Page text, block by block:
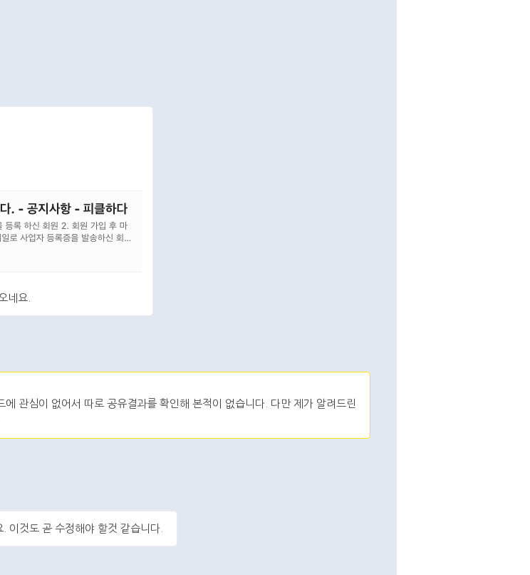
네요.
관심이 없어서 따로 공유결과를 확인해 본적이 없습니다. 다만 제가 알려드린
이것도 곧 수정해야 할것 같습니다.